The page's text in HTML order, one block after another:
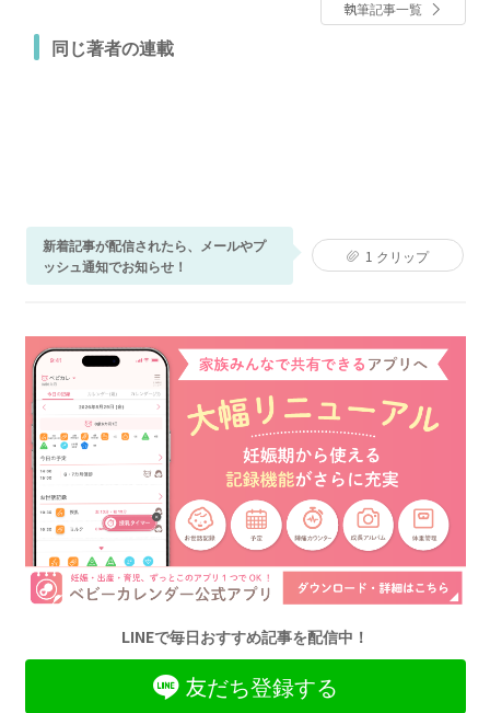
執筆記事一覧
同じ著者の連載
新着記事が配信されたら、メールやプ
ッシュ通知でお知らせ！
1 クリップ
LINEで毎日おすすめ記事を配信中！
友だち登録する